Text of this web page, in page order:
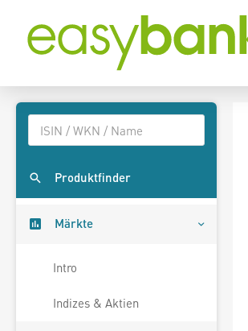
Produktfinder
Märkte
Intro
Indizes & Aktien